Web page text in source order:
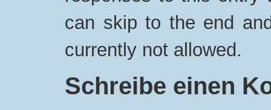
can skip to the end
currently not allowed.
Schreibe einen